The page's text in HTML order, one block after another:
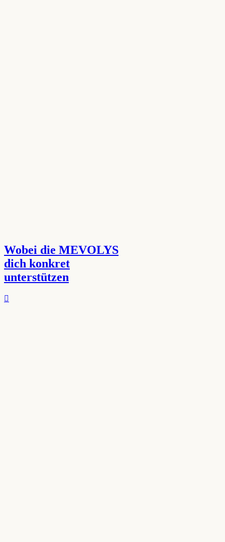
Wobei die MEVOLYS
dich konkret
unterstützen